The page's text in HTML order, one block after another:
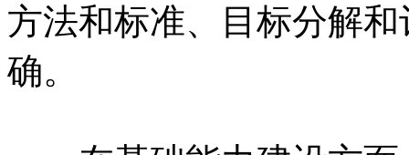
方法和标准、目标分解
确。